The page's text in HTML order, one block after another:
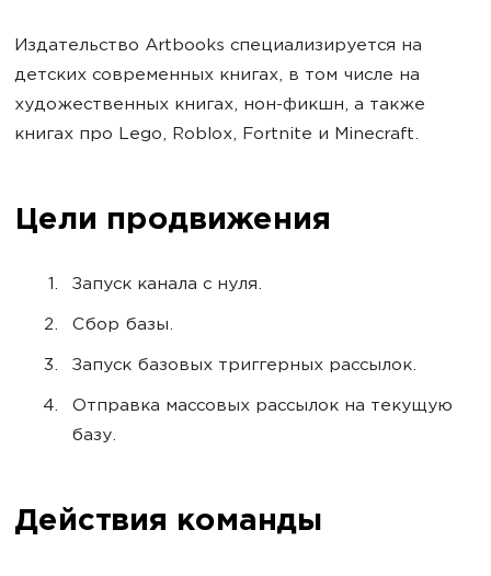
Издательство Artbooks специализируется на
детских современных книгах, в том числе на
художественных книгах, нон-фикшн, а также
книгах про Lego, Roblox, Fortnite и Minecraft.
Цели продвижения
Запуск канала с нуля.
Сбор базы.
Запуск базовых триггерных рассылок.
Отправка массовых рассылок на текущую
базу.
Действия команды